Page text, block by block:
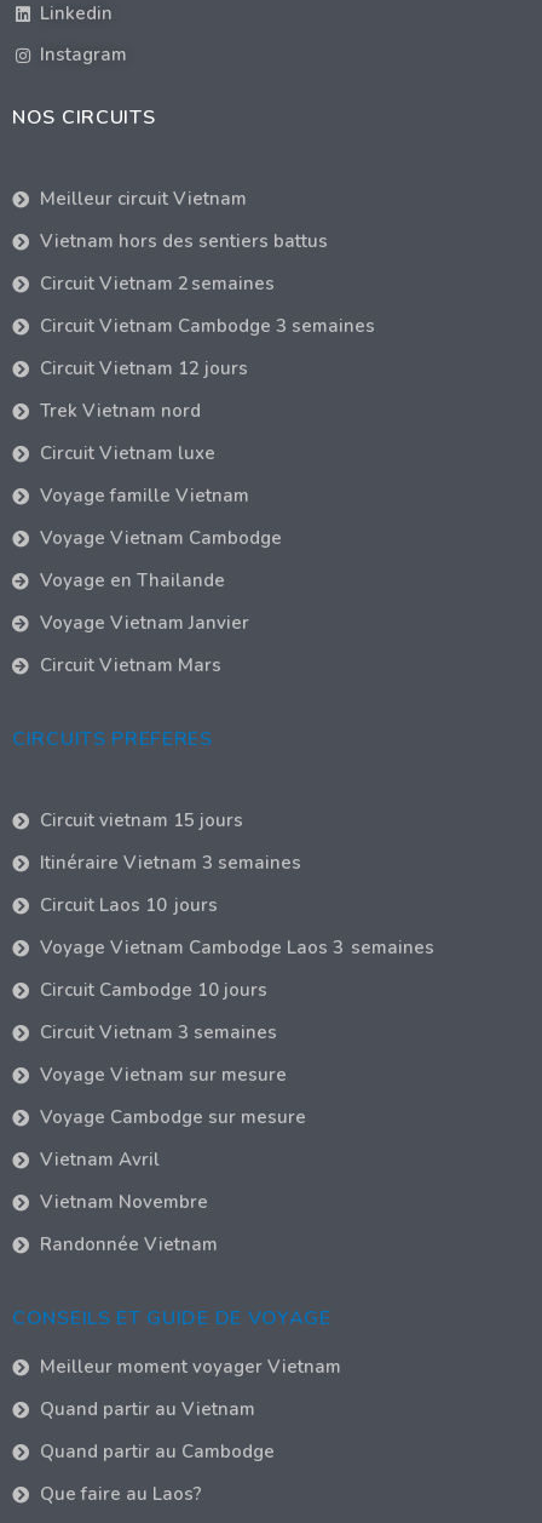
Linkedin
Instagram
NOS CIRCUITS
Meilleur circuit Vietnam
Vietnam hors des sentiers battus
Circuit Vietnam 2 semaines
Circuit Vietnam Cambodge 3 semaines
Circuit Vietnam 12 jours
Trek Vietnam nord
Circuit Vietnam luxe
Voyage famille Vietnam
Voyage Vietnam Cambodge
Voyage en Thailande
Voyage Vietnam Janvier
Circuit Vietnam Mars
CIRCUITS PREFERES
Circuit vietnam 15 jours
Itinéraire Vietnam 3 semaines
Circuit Laos 10 jours
Voyage Vietnam Cambodge Laos 3 semaines
Circuit Cambodge 10 jours
Circuit Vietnam 3 semaines
Voyage Vietnam sur mesure
Voyage Cambodge sur mesure
Vietnam Avril
Vietnam Novembre
Randonnée Vietnam
CONSEILS ET GUIDE DE VOYAGE
Meilleur moment voyager Vietnam
Quand partir au Vietnam
Quand partir au Cambodge
Que faire au Laos?